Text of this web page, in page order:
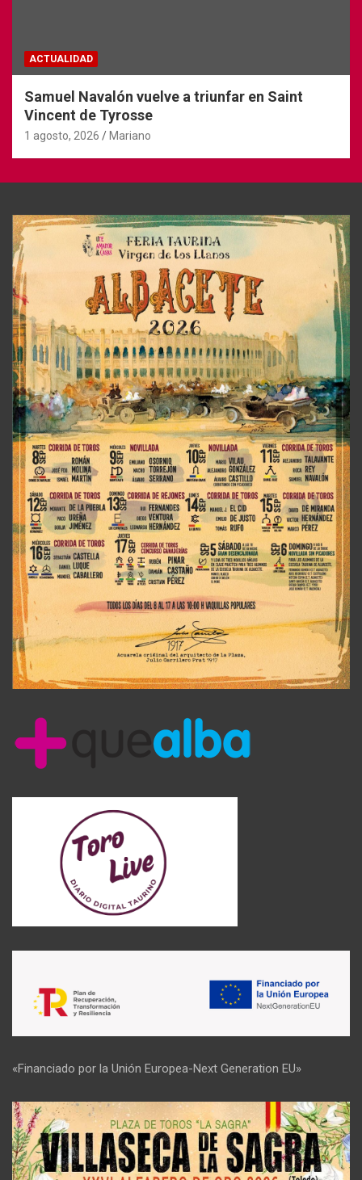
ACTUALIDAD
Samuel Navalón vuelve a triunfar en Saint
Vincent de Tyrosse
1 agosto, 2026 Mariano
«Financiado por la Unión Europea-Next Generation EU»